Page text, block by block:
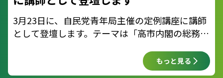
3月23日に、自民党青年局主催の定例講座に講師
として登壇します。テーマは「高市内閣の総務政
う守り、強くしていくか。皆さんのフレッシュな
もっと見る